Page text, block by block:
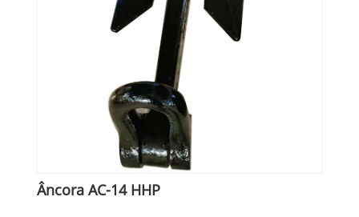
Âncora AC-14 HHP